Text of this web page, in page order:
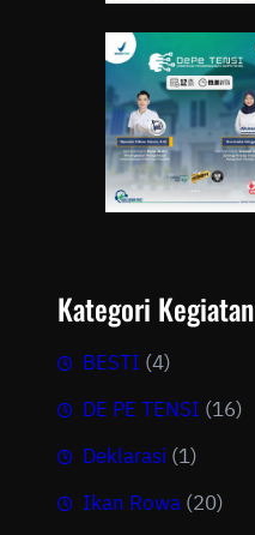
Kategori Kegiatan
BESTI (4)
DE PE TENSI (16)
Deklarasi (1)
Ikan Rowa (20)